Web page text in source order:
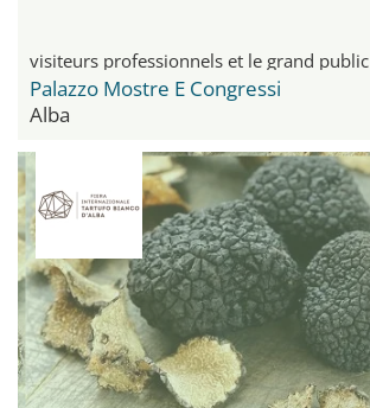
visiteurs professionnels et le grand public
Palazzo Mostre E Congressi
Alba